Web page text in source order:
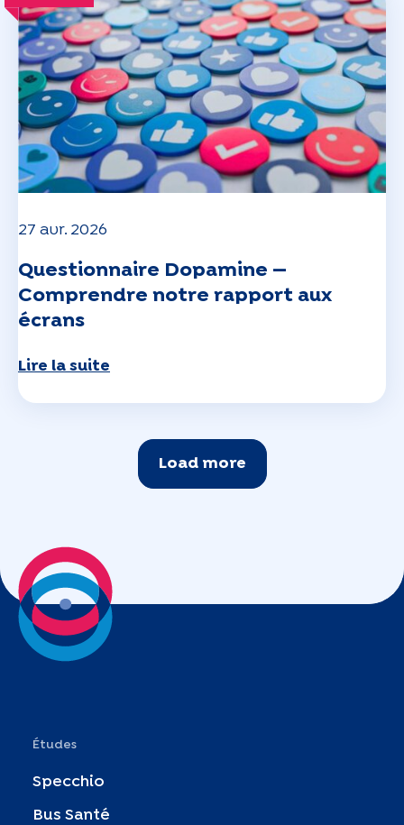
27 avr. 2026
Questionnaire Dopamine —
Comprendre notre rapport aux
écrans
Lire la suite
Load more
Études
Specchio
Bus Santé